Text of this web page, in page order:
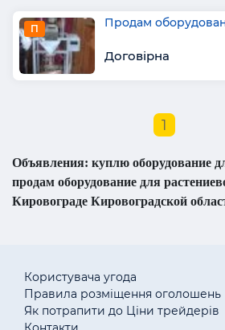
П Продам
Договірна
1
Объявления: куплю оборудование
продам оборудование для
Кировограде Кировоградской
Користувача угода
Правила розміщення оголошень
Як потрапити до Ціни трейдерів